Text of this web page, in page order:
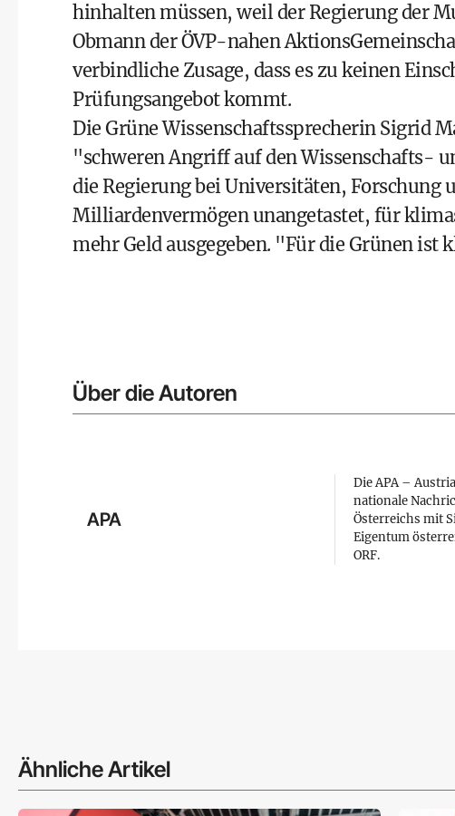
hinhalten müssen, weil der Regierung der
Obmann der ÖVP-nahen
verbindliche Zusage, dass es zu keinen
Prüfungsangebot kommt.
Die Grüne Wissenschaftssprecherin Sigrid
"schweren Angriff auf den Wissenschafts-
die Regierung bei Universitäten, Forschung
Milliardenvermögen unangetastet, für
mehr Geld ausgegeben. "Für die Grünen ist
Über die Autoren
APA
Die APA –
nationale
Österreichs mit
Eigentum
ORF.
Ähnliche Artikel